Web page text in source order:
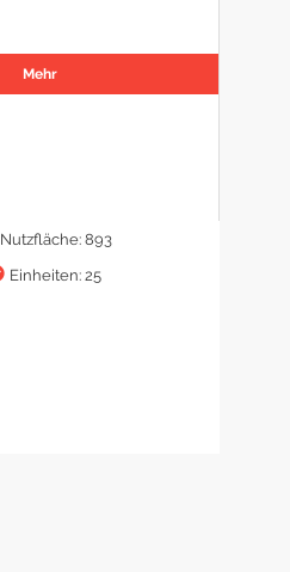
Mehr
Nutzfläche: 893
Einheiten: 25